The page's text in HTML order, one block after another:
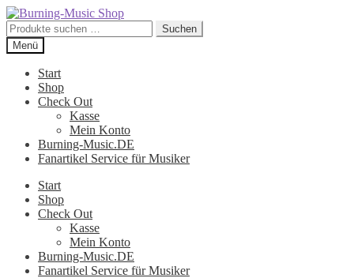
Zur
Navigation
springen
Zum
Inhalt
springen
Suche
nach:
Suchen
Menü
Start
Shop
Check Out
Kasse
Mein Konto
Burning-Music.DE
Fanartikel Service für Musiker
Start
Shop
Check Out
Kasse
Mein Konto
Burning-Music.DE
Fanartikel Service für Musiker